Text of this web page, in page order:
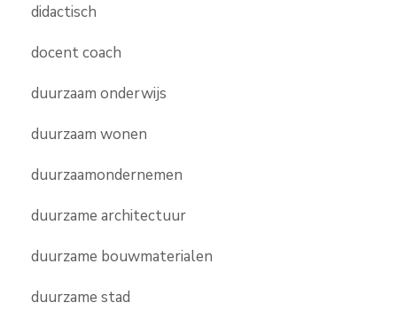
didactisch
docent coach
duurzaam onderwijs
duurzaam wonen
duurzaamondernemen
duurzame architectuur
duurzame bouwmaterialen
duurzame stad